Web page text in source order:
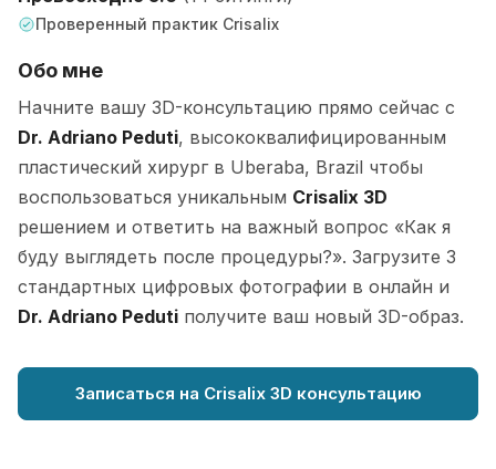
Проверенный практик Crisalix
Обо мне
Начните вашу 3D-консультацию прямо сейчас с
Dr. Adriano Peduti, высококвалифицированным
пластический хирург в Uberaba, Brazil чтобы
воспользоваться уникальным Crisalix 3D
решением и ответить на важный вопрос «Как я
буду выглядеть после процедуры?». Загрузите 3
стандартных цифровых фотографии в онлайн и
Dr. Adriano Peduti получите ваш новый 3D-образ.
Записаться на Crisalix 3D консультацию